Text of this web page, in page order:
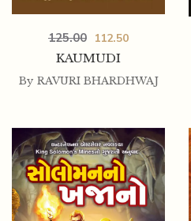
KAUMUDI
125.00 112.50
By RAVURI BHARDHWAJ